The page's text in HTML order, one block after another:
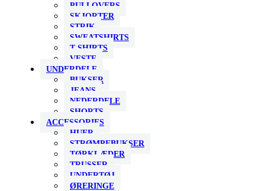
PULLOVERS
SKJORTER
STRIK
SWEATSHIRTS
T-SHIRTS
VESTE
UNDERDELE
BUKSER
JEANS
NEDERDELE
SHORTS
ACCESSORIES
HUER
STRØMPEBUKSER
TØRKLÆDER
TRUSSER
UNDERTØJ
ØRERINGE